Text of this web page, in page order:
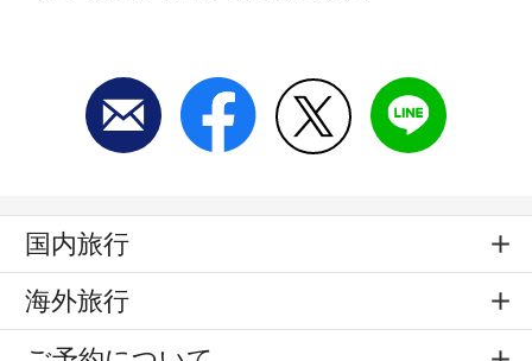
国内旅行
海外旅行